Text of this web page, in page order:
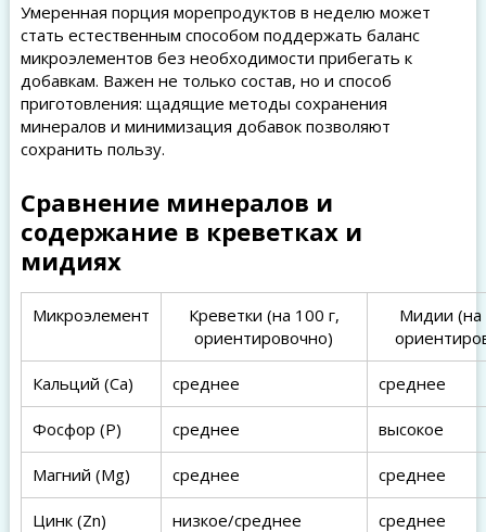
Умеренная порция морепродуктов в неделю может
стать естественным способом поддержать баланс
микроэлементов без необходимости прибегать к
добавкам. Важен не только состав, но и способ
приготовления: щадящие методы сохранения
минералов и минимизация добавок позволяют
сохранить пользу.
Сравнение минералов и
содержание в креветках и
мидиях
Микроэлемент
Креветки (на 100 г,
ориентировочно)
Мидии (на
Кальций (Ca) среднее среднее
Фосфор (P) среднее высокое
Магний (Mg) среднее среднее
Цинк (Zn) низкое/среднее среднее